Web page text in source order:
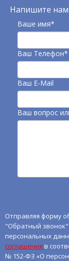
Напишите нам
Ваше имя*
Ваш Телефон*
Ваш E-Mail
Ваш вопрос
Отправляя форму
"Обратный звонок"
персональных
соглашения в
№ 152-ФЗ «О